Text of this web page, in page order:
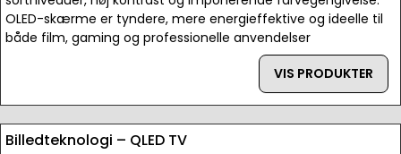
OLED-skærme er tyndere, mere energieffektive og ideelle til
både film, gaming og professionelle anvendelser
VIS PRODUKTER
Billedteknologi – QLED TV